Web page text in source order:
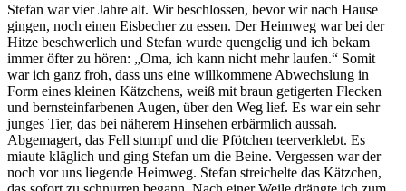
Stefan war vier Jahre alt. Wir beschlossen, bevor wir nach Hause
gingen, noch einen Eisbecher zu essen. Der Heimweg war bei der
Hitze beschwerlich und Stefan wurde quengelig und ich bekam
immer öfter zu hören:
Oma, ich kann nicht mehr laufen.
Somit
war ich ganz froh, dass uns eine willkommene Abwechslung in
Form eines kleinen Kätzchens, weiß mit braun getigerten Flecken
und bernsteinfarbenen Augen, über den Weg lief. Es war ein sehr
junges Tier, das bei näherem Hinsehen erbärmlich aussah.
Abgemagert, das Fell stumpf und die Pfötchen teerverklebt. Es
miaute kläglich und ging Stefan um die Beine. Vergessen war der
noch vor uns liegende Heimweg. Stefan streichelte das Kätzchen,